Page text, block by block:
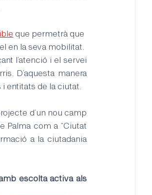
que permetrà que
en la seva mobilitat.
l’atenció i el servei
D’aquesta manera
entitats de la ciutat.
d’un nou camp
Palma com a “Ciutat
a la ciutadania
escolta activa als